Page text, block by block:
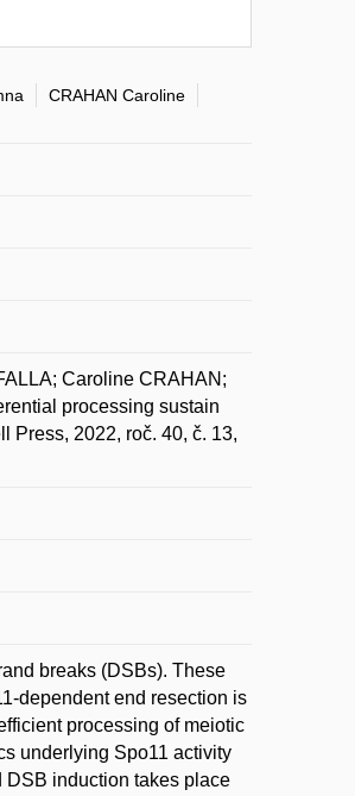
CRAHAN Caroline
Caroline CRAHAN;
processing sustain
Press, 2022, roč. 40, č. 13,
breaks (DSBs). These
dependent end resection is
processing of meiotic
underlying Spo11 activity
DSB induction takes place